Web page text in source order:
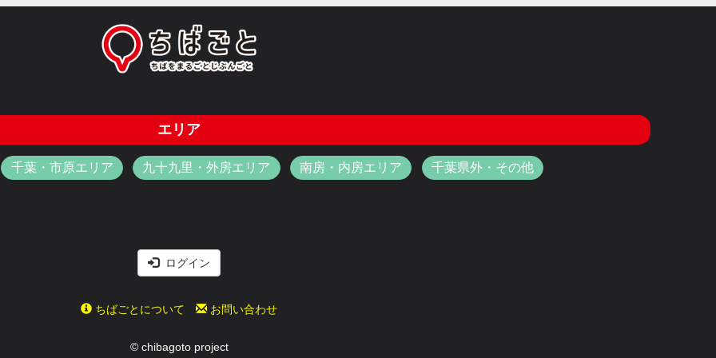
エリア
千葉・市原エリア 九十九里・外房エリア 南房・内房エリア 千葉県外・その他
ログイン
ちばごとについて お問い合わせ
© chibagoto project